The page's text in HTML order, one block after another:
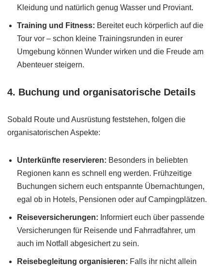
Kleidung und natürlich genug Wasser und Proviant.
Training und Fitness: Bereitet euch körperlich auf die
Tour vor – schon kleine Trainingsrunden in eurer
Umgebung können Wunder wirken und die Freude am
Abenteuer steigern.
4. Buchung und organisatorische Details
Sobald Route und Ausrüstung feststehen, folgen die
organisatorischen Aspekte:
Unterkünfte reservieren: Besonders in beliebten
Regionen kann es schnell eng werden. Frühzeitige
Buchungen sichern euch entspannte Übernachtungen,
egal ob in Hotels, Pensionen oder auf Campingplätzen.
Reiseversicherungen: Informiert euch über passende
Versicherungen für Reisende und Fahrradfahrer, um
auch im Notfall abgesichert zu sein.
Reisebegleitung organisieren: Falls ihr nicht allein